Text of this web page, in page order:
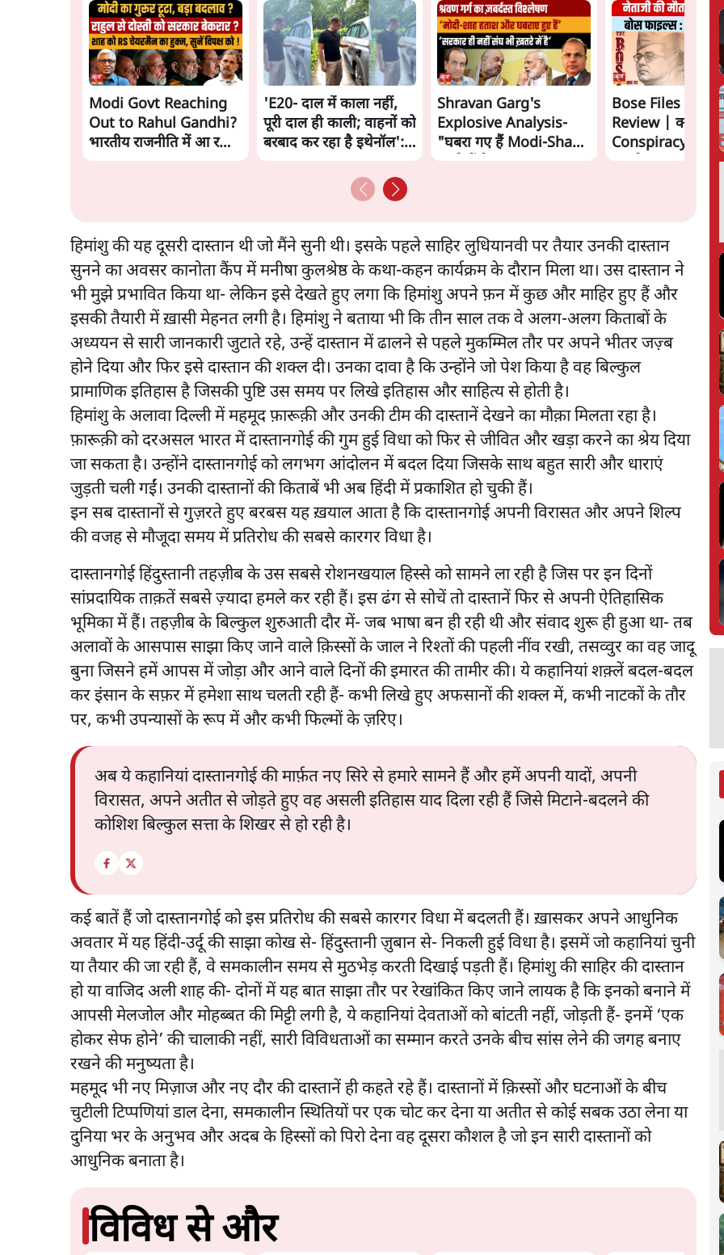
Modi Govt Reaching
Out to Rahul Gandhi?
भारतीय राजनीति में आ रहा
'E20- दाल में काला नहीं,
पूरी दाल ही काली; वाहनों को
बरबाद कर रहा है इथेनॉल':
Shravan Garg's
Explosive Analysis-
"घबरा गए हैं Modi-Shah,
Bose Files Film
Review | क्या
Conspiracy का
हिमांशु की यह दूसरी दास्तान थी जो मैंने सुनी थी। इसके पहले साहिर लुधियानवी पर तैयार उनकी दास्तान
सुनने का अवसर कानोता कैंप में मनीषा कुलश्रेष्ठ के कथा-कहन कार्यक्रम के दौरान मिला था। उस दास्तान ने
भी मुझे प्रभावित किया था- लेकिन इसे देखते हुए लगा कि हिमांशु अपने फ़न में कुछ और माहिर हुए हैं और
इसकी तैयारी में ख़ासी मेहनत लगी है। हिमांशु ने बताया भी कि तीन साल तक वे अलग-अलग किताबों के
अध्ययन से सारी जानकारी जुटाते रहे, उन्हें दास्तान में ढालने से पहले मुकम्मिल तौर पर अपने भीतर जज़्ब
होने दिया और फिर इसे दास्तान की शक्ल दी। उनका दावा है कि उन्होंने जो पेश किया है वह बिल्कुल
प्रामाणिक इतिहास है जिसकी पुष्टि उस समय पर लिखे इतिहास और साहित्य से होती है।
हिमांशु के अलावा दिल्ली में महमूद फ़ारूक़ी और उनकी टीम की दास्तानें देखने का मौक़ा मिलता रहा है।
फ़ारूक़ी को दरअसल भारत में दास्तानगोई की गुम हुई विधा को फिर से जीवित और खड़ा करने का श्रेय दिया
जा सकता है। उन्होंने दास्तानगोई को लगभग आंदोलन में बदल दिया जिसके साथ बहुत सारी और धाराएं
जुड़ती चली गईं। उनकी दास्तानों की किताबें भी अब हिंदी में प्रकाशित हो चुकी हैं।
इन सब दास्तानों से गुज़रते हुए बरबस यह ख़याल आता है कि दास्तानगोई अपनी विरासत और अपने शिल्प
की वजह से मौजूदा समय में प्रतिरोध की सबसे कारगर विधा है।
दास्तानगोई हिंदुस्तानी तहज़ीब के उस सबसे रोशनखयाल हिस्से को सामने ला रही है जिस पर इन दिनों
सांप्रदायिक ताक़तें सबसे ज़्यादा हमले कर रही हैं। इस ढंग से सोचें तो दास्तानें फिर से अपनी ऐतिहासिक
भूमिका में हैं। तहज़ीब के बिल्कुल शुरुआती दौर में- जब भाषा बन ही रही थी और संवाद शुरू ही हुआ था- तब
अलावों के आसपास साझा किए जाने वाले क़िस्सों के जाल ने रिश्तों की पहली नींव रखी, तसव्वुर का वह जादू
बुना जिसने हमें आपस में जोड़ा और आने वाले दिनों की इमारत की तामीर की। ये कहानियां शक़्लें बदल-बदल
कर इंसान के सफ़र में हमेशा साथ चलती रही हैं- कभी लिखे हुए अफसानों की शक्ल में, कभी नाटकों के तौर
पर, कभी उपन्यासों के रूप में और कभी फिल्मों के ज़रिए।
अब ये कहानियां दास्तानगोई की मार्फ़त नए सिरे से हमारे सामने हैं और हमें अपनी यादों, अपनी
विरासत, अपने अतीत से जोड़ते हुए वह असली इतिहास याद दिला रही हैं जिसे मिटाने-बदलने की
कोशिश बिल्कुल सत्ता के शिखर से हो रही है।
कई बातें हैं जो दास्तानगोई को इस प्रतिरोध की सबसे कारगर विधा में बदलती हैं। ख़ासकर अपने आधुनिक
अवतार में यह हिंदी-उर्दू की साझा कोख से- हिंदुस्तानी ज़ुबान से- निकली हुई विधा है। इसमें जो कहानियां चुनी
या तैयार की जा रही हैं, वे समकालीन समय से मुठभेड़ करती दिखाई पड़ती हैं। हिमांशु की साहिर की दास्तान
हो या वाजिद अली शाह की- दोनों में यह बात साझा तौर पर रेखांकित किए जाने लायक है कि इनको बनाने में
आपसी मेलजोल और मोहब्बत की मिट्टी लगी है, ये कहानियां देवताओं को बांटती नहीं, जोड़ती हैं- इनमें ‘एक
होकर सेफ होने’ की चालाकी नहीं, सारी विविधताओं का सम्मान करते उनके बीच सांस लेने की जगह बनाए
रखने की मनुष्यता है।
महमूद भी नए मिज़ाज और नए दौर की दास्तानें ही कहते रहे हैं। दास्तानों में क़िस्सों और घटनाओं के बीच
चुटीली टिप्पणियां डाल देना, समकालीन स्थितियों पर एक चोट कर देना या अतीत से कोई सबक उठा लेना या
दुनिया भर के अनुभव और अदब के हिस्सों को पिरो देना वह दूसरा कौशल है जो इन सारी दास्तानों को
आधुनिक बनाता है।
विविध से और